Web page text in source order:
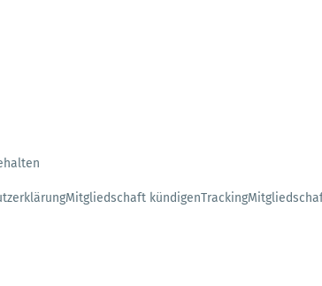
Mitgliedschaft kündigenTracking